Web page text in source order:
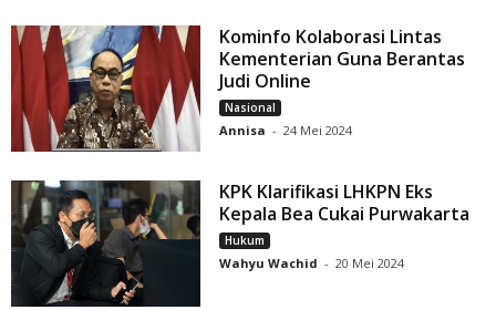
Kominfo Kolaborasi Lintas
Kementerian Guna Berantas
Judi Online
Nasional
Annisa - 24 Mei 2024
KPK Klarifikasi LHKPN Eks
Kepala Bea Cukai Purwakarta
Hukum
Wahyu Wachid - 20 Mei 2024